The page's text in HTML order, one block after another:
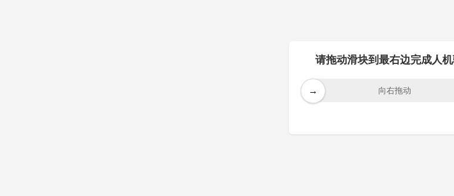
请拖动滑块到最右边完成人
→ 向右拖动